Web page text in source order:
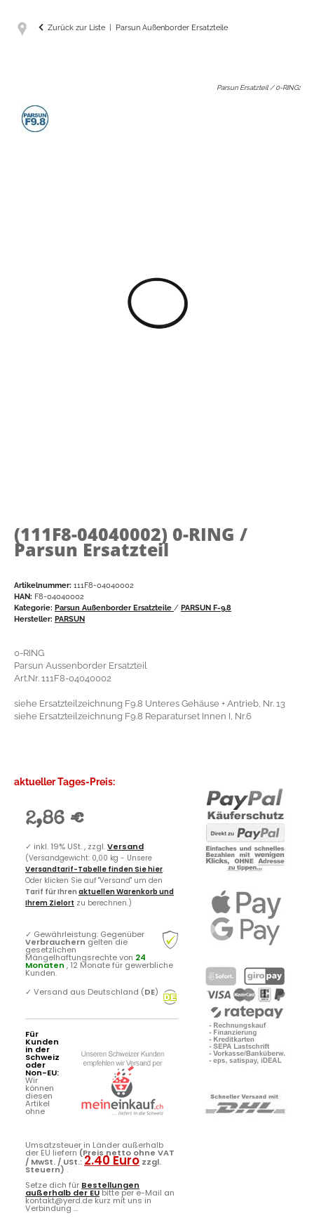
Zurück zur Liste Parsun Außenborder Ersatzteile
Parsun Ersatzteil / 0-RING:
(111F8-04040002) 0-RING /
Parsun Ersatzteil
Artikelnummer: 111F8-04040002
HAN: F8-04040002
Kategorie: Parsun Außenborder Ersatzteile / PARSUN F-9.8
Hersteller: PARSUN
0-RING
Parsun Aussenborder Ersatzteil
Art.Nr. 111F8-04040002
siehe Ersatzteilzeichnung F9.8 Unteres Gehäuse + Antrieb, Nr. 13
siehe Ersatzteilzeichnung F9.8 Reparaturset Innen I, Nr.6
aktueller Tages-Preis:
2,86 €
✓ inkl. 19% USt. , zzgl.Versand
(Versandgewicht: 0,00 kg - Unsere
Versandtarif-Tabelle finden Sie hier.
Oder klicken Sie auf "Versand" um den
Tarif für Ihren aktuellen Warenkorb und
Ihrem Zielort zu berechnen.)
✓ Gewährleistung: Gegenüber
Verbrauchern gelten die
gesetzlichen
Mängelhaftungsrechte von 24
Monaten , 12 Monate für gewerbliche
Kunden.
✓ Versand aus Deutschland (DE)
Für
Kunden
in der
Schweiz
oder
Non-EU:
Wir
können
diesen
Artikel
ohne
Umsatzsteuer in Länder außerhalb
der EU liefern (Preis netto ohne VAT
/ MwSt. / USt.:2.40 Euro zzgl.
Steuern) .
Setze dich für Bestellungen
außerhalb der EUbitte per e-Mail an
kontakt@yerd.de kurz mit uns in
Verbindung ...